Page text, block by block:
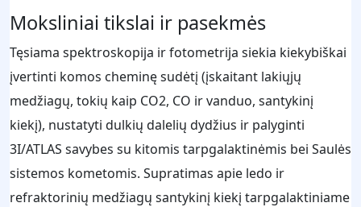
Moksliniai tikslai ir pasekmės
Tęsiama spektroskopija ir fotometrija siekia kiekybiškai
įvertinti komos cheminę sudėtį (įskaitant lakiųjų
medžiagų, tokių kaip CO2, CO ir vanduo, santykinį
kiekį), nustatyti dulkių dalelių dydžius ir palyginti
3I/ATLAS savybes su kitomis tarpgalaktinėmis bei Saulės
sistemos kometomis. Supratimas apie ledo ir
refraktorinių medžiagų santykinį kiekį tarpgalaktiniame